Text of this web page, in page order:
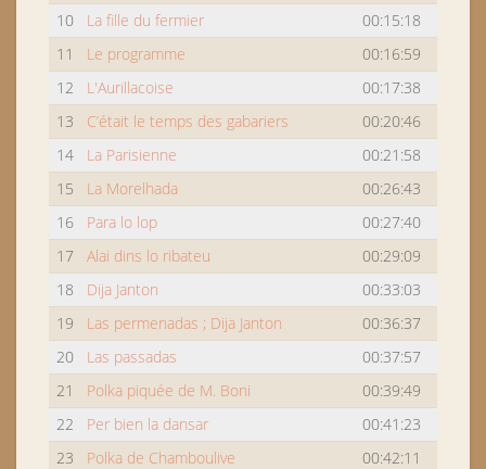
10
La fille du fermier
00:15:18
11
Le programme
00:16:59
12
L'Aurillacoise
00:17:38
13
C’était le temps des gabariers
00:20:46
14
La Parisienne
00:21:58
15
La Morelhada
00:26:43
16
Para lo lop
00:27:40
17
Alai dins lo ribateu
00:29:09
18
Dija Janton
00:33:03
19
Las permenadas ; Dija Janton
00:36:37
20
Las passadas
00:37:57
21
Polka piquée de M. Boni
00:39:49
22
Per bien la dansar
00:41:23
23
Polka de Chamboulive
00:42:11